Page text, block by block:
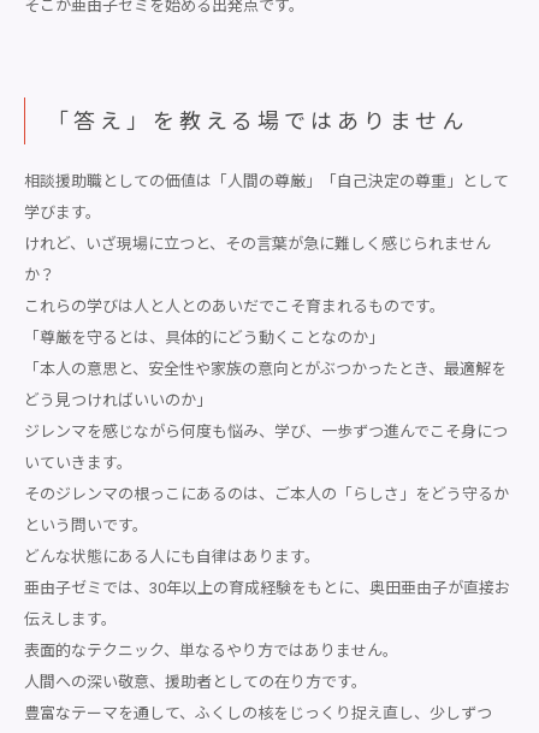
そこが亜由子ゼミを始める出発点です。
「答え」を教える場ではありません
相談援助職としての価値は「人間の尊厳」「自己決定の尊重」として
学びます。
けれど、いざ現場に立つと、その言葉が急に難しく感じられません
か？
これらの学びは人と人とのあいだでこそ育まれるものです。
「尊厳を守るとは、具体的にどう動くことなのか」
「本人の意思と、安全性や家族の意向とがぶつかったとき、最適解を
どう見つければいいのか」
ジレンマを感じながら何度も悩み、学び、一歩ずつ進んでこそ身につ
いていきます。
そのジレンマの根っこにあるのは、ご本人の「らしさ」をどう守るか
という問いです。
どんな状態にある人にも自律はあります。
亜由子ゼミでは、30年以上の育成経験をもとに、奥田亜由子が直接お
伝えします。
表面的なテクニック、単なるやり方ではありません。
人間への深い敬意、援助者としての在り方です。
豊富なテーマを通して、ふくしの核をじっくり捉え直し、少しずつ